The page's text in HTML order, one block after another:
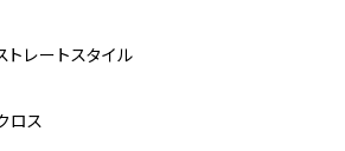
レートスタイル
ロス